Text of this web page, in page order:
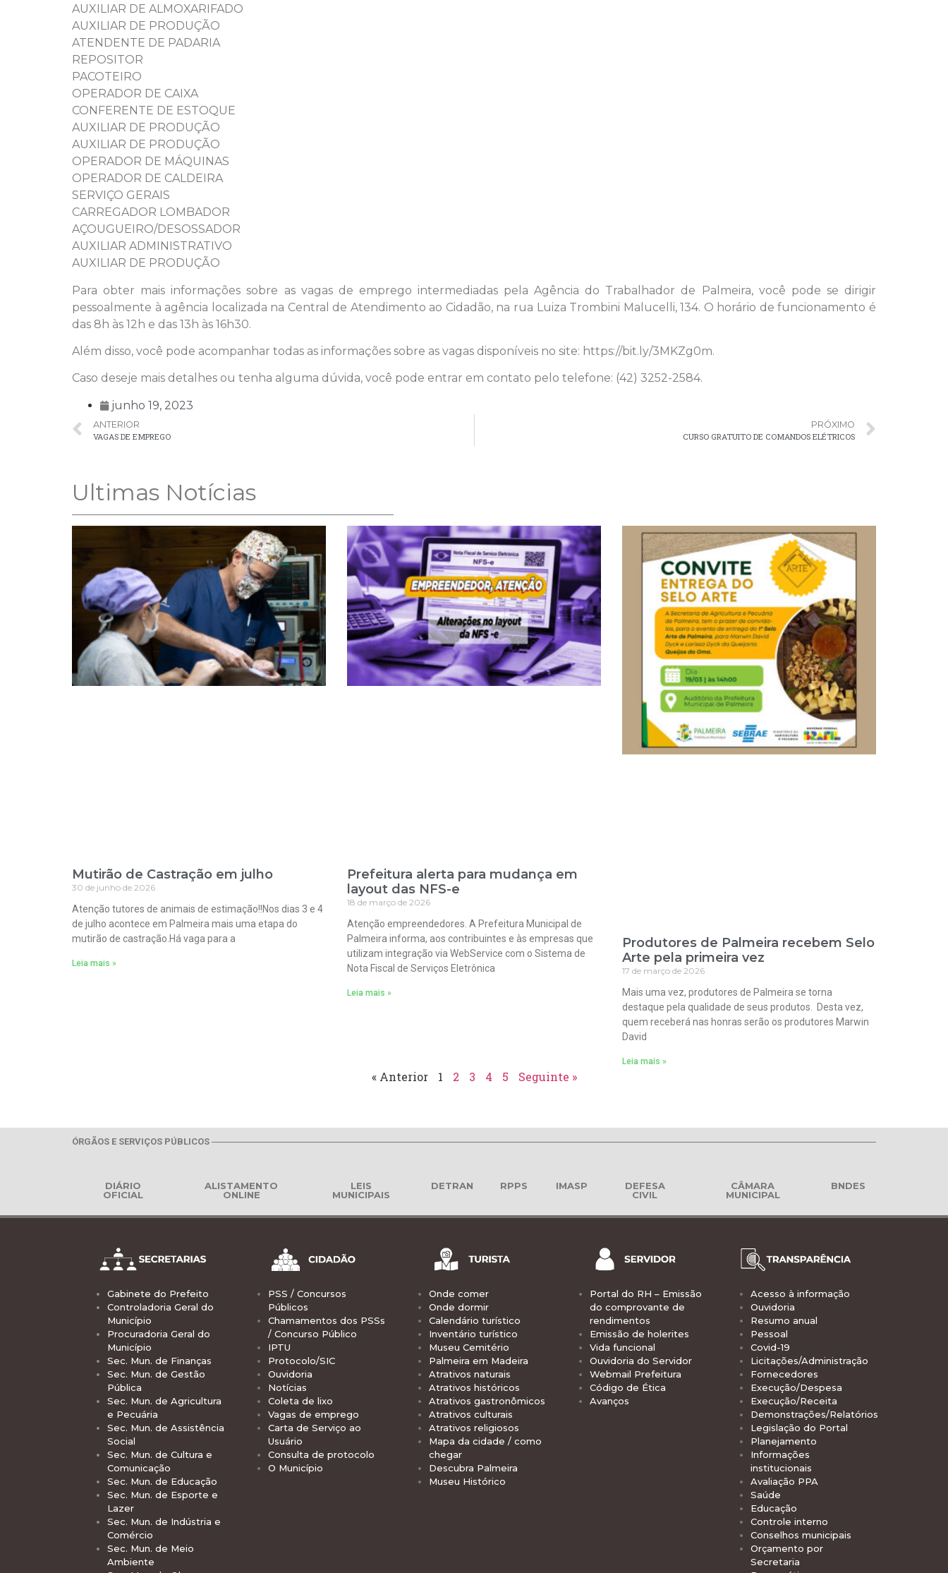
AUXILIAR DE ALMOXARIFADO
AUXILIAR DE PRODUÇÃO
ATENDENTE DE PADARIA
REPOSITOR
PACOTEIRO
OPERADOR DE CAIXA
CONFERENTE DE ESTOQUE
AUXILIAR DE PRODUÇÃO
AUXILIAR DE PRODUÇÃO
OPERADOR DE MÁQUINAS
OPERADOR DE CALDEIRA
SERVIÇO GERAIS
CARREGADOR LOMBADOR
AÇOUGUEIRO/DESOSSADOR
AUXILIAR ADMINISTRATIVO
AUXILIAR DE PRODUÇÃO
Para obter mais informações sobre as vagas de emprego intermediadas pela Agência do Trabalhador de Palmeira, você pode se dirigir
pessoalmente à agência localizada na Central de Atendimento ao Cidadão, na rua Luiza Trombini Malucelli, 134. O horário de funcionamento é
das 8h às 12h e das 13h às 16h30.
Além disso, você pode acompanhar todas as informações sobre as vagas disponíveis no site: https://bit.ly/3MKZg0m.
Caso deseje mais detalhes ou tenha alguma dúvida, você pode entrar em contato pelo telefone: (42) 3252-2584.
junho 19, 2023
ANTERIOR
VAGAS DE EMPREGO
PRÓXIMO
CURSO GRATUITO DE COMANDOS ELÉTRICOS
Ultimas Notícias
Mutirão de Castração em julho
30 de junho de 2026
Atenção tutores de animais de estimação!!Nos dias 3 e 4
de julho acontece em Palmeira mais uma etapa do
mutirão de castração.Há vaga para a
Leia mais »
Prefeitura alerta para mudança em
layout das NFS-e
18 de março de 2026
Atenção empreendedores. A Prefeitura Municipal de
Palmeira informa, aos contribuintes e às empresas que
utilizam integração via WebService com o Sistema de
Nota Fiscal de Serviços Eletrônica
Leia mais »
Produtores de Palmeira recebem Selo
Arte pela primeira vez
17 de março de 2026
Mais uma vez, produtores de Palmeira se torna
destaque pela qualidade de seus produtos. Desta vez,
quem receberá nas honras serão os produtores Marwin
David
Leia mais »
« Anterior 1 2 3 4 5 Seguinte »
ÓRGÃOS E SERVIÇOS PÚBLICOS
DIÁRIO
OFICIAL
ALISTAMENTO
ONLINE
LEIS
MUNICIPAIS
DETRAN RPPS IMASP
DEFESA
CIVIL
CÂMARA
MUNICIPAL
BNDES
Gabinete do Prefeito
Controladoria Geral do
Município
Procuradoria Geral do
Município
Sec. Mun. de Finanças
Sec. Mun. de Gestão
Pública
Sec. Mun. de Agricultura
e Pecuária
Sec. Mun. de Assistência
Social
Sec. Mun. de Cultura e
Comunicação
Sec. Mun. de Educação
Sec. Mun. de Esporte e
Lazer
Sec. Mun. de Indústria e
Comércio
Sec. Mun. de Meio
Ambiente
PSS / Concursos
Públicos
Chamamentos dos PSSs
/ Concurso Público
IPTU
Protocolo/SIC
Ouvidoria
Notícias
Coleta de lixo
Vagas de emprego
Carta de Serviço ao
Usuário
Consulta de protocolo
O Município
Onde comer
Onde dormir
Calendário turístico
Inventário turístico
Museu Cemitério
Palmeira em Madeira
Atrativos naturais
Atrativos históricos
Atrativos gastronômicos
Atrativos culturais
Atrativos religiosos
Mapa da cidade / como
chegar
Descubra Palmeira
Museu Histórico
Portal do RH – Emissão
do comprovante de
rendimentos
Emissão de holerites
Vida funcional
Ouvidoria do Servidor
Webmail Prefeitura
Código de Ética
Avanços
Acesso à informação
Ouvidoria
Resumo anual
Pessoal
Covid-19
Licitações/Administração
Fornecedores
Execução/Despesa
Execução/Receita
Demonstrações/Relatórios
Legislação do Portal
Planejamento
Informações
institucionais
Avaliação PPA
Saúde
Educação
Controle interno
Conselhos municipais
Orçamento por
Secretaria